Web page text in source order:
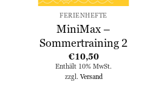
FERIENHEFTE
MiniMax –
Sommertraining 2
€10,50
Enthält 10% MwSt.
zzgl. Versand